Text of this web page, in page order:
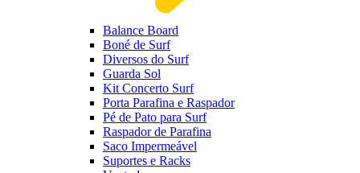
Balance Board
Boné de Surf
Diversos do Surf
Guarda Sol
Kit Concerto Surf
Porta Parafina e Raspador
Pé de Pato para Surf
Raspador de Parafina
Saco Impermeável
Suportes e Racks